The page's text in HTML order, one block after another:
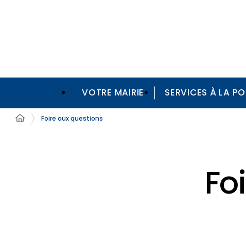
VOTRE MAIRIE SERVICES À LA
Foire aux questions